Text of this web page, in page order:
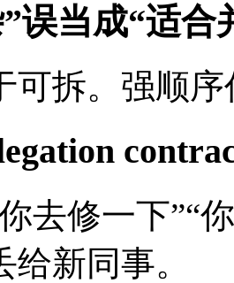
误当成“适合
可拆。强顺
去修一下”“
新同事。